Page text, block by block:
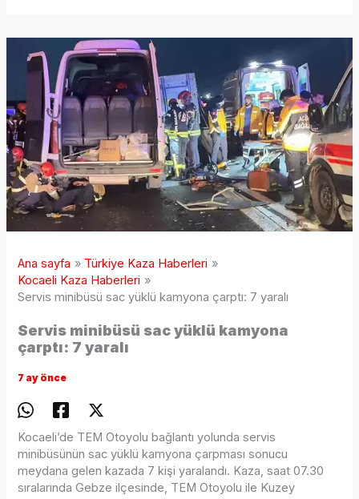
Ana sayfa
Türkiye Kaza Haberleri
Kocaeli Kaza Haberleri
Servis minibüsü sac yüklü kamyona çarptı: 7 yaralı
Servis minibüsü sac yüklü kamyona
çarptı: 7 yaralı
7 ay önce
Kocaeli’de TEM Otoyolu bağlantı yolunda servis
minibüsünün sac yüklü kamyona çarpması sonucu
meydana gelen kazada 7 kişi yaralandı. Kaza, saat 07.30
sıralarında Gebze ilçesinde, TEM Otoyolu ile Kuzey